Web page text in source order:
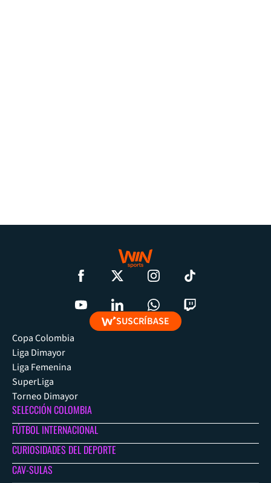
SUSCRÍBASE
Copa Colombia
Liga Dimayor
Liga Femenina
SuperLiga
Torneo Dimayor
SELECCIÓN COLOMBIA
FÚTBOL INTERNACIONAL
CURIOSIDADES DEL DEPORTE
CAV-SULAS